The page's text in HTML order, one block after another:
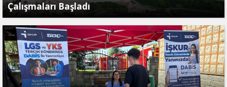
Çalışmaları Başladı